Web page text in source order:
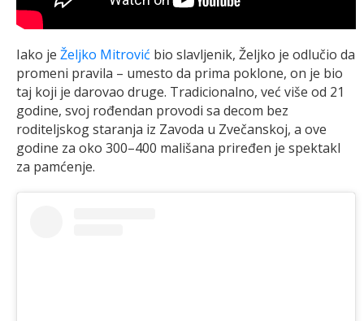
Iako je Željko Mitrović bio slavljenik, Željko je odlučio da
promeni pravila – umesto da prima poklone, on je bio
taj koji je darovao druge. Tradicionalno, već više od 21
godine, svoj rođendan provodi sa decom bez
roditeljskog staranja iz Zavoda u Zvečanskoj, a ove
godine za oko 300–400 mališana priređen je spektakl
za pamćenje.